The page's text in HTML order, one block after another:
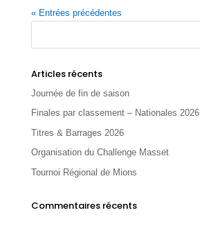
« Entrées précédentes
Articles récents
Journée de fin de saison
Finales par classement – Nationales 2026
Titres & Barrages 2026
Organisation du Challenge Masset
Tournoi Régional de Mions
Commentaires récents